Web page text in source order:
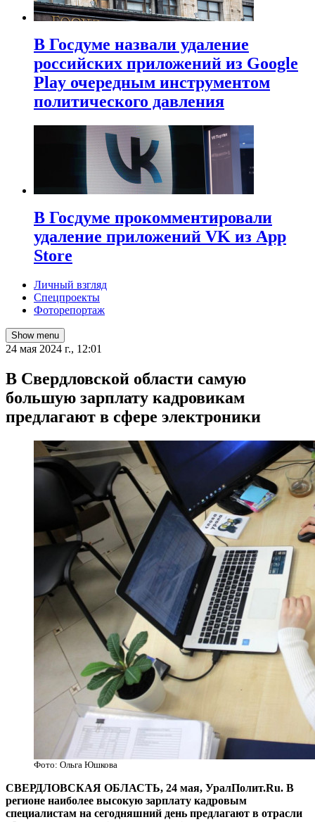
В Госдуме назвали удаление
российских приложений из Google
Play очередным инструментом
политического давления
В Госдуме прокомментировали
удаление приложений VK из App
Store
Личный взгляд
Спецпроекты
Фоторепортаж
Show menu
24 мая 2024 г., 12:01
В Свердловской области самую
большую зарплату кадровикам
предлагают в сфере электроники
Фото: Ольга Юшкова
СВЕРДЛОВСКАЯ ОБЛАСТЬ, 24 мая, УралПолит.Ru. В
регионе наиболее высокую зарплату кадровым
специалистам на сегодняшний день предлагают в отрасли